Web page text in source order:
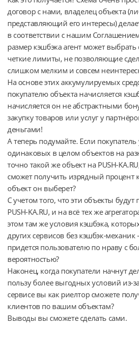
договор с нами, владелец объекта
представляющий его интересы)
в соответствии с нашим
размер кэшбэка агент может выбрать
четкие лимиты, не позволяющие
слишком мелким и совсем
На основе этих аккумулируемых
покупателю объекта начисляется
начисляется он не абстрактными
закупку товаров или услуг у
деньгами!
А теперь подумайте. Если
одинаковых в целом объектов на
точно такой же объект на PUSH-
сможет получить изрядный процент
объект он выберет?
С учетом того, что эти объекты будут
PUSH-KA.RU, и на всё тех же
этом там же условия кэшбэка,
других сервисов без кэшбэк-механик
придется пользователю по нраву с
вероятностью?
Наконец, когда покупатели начнут
пользу более выгодных условий из-
сервисе вы как риелтор сможете
клиентов по вашим объектам?
Выводы вы сможете сделать сами.